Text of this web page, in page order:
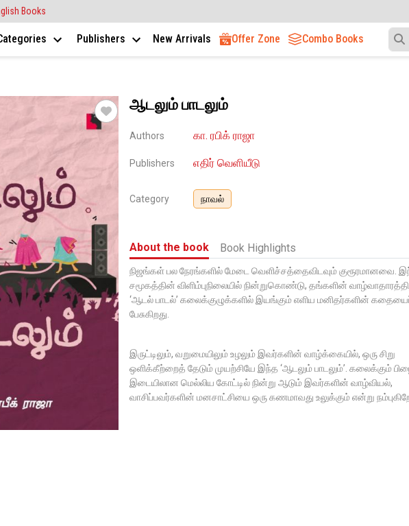
Books
Publishers New Arrivals Offer Zone Combo Books
ஆடலும் பாடலும்
Authors கா. ரபிக் ராஜா
Publishers எதிர் வெளியீடு
Category நாவல்
About the book Book Highlights
நிஜங்கள் பல நேரங்களில் மேடை வெளிச்சத்தைவிடவும் குரூரமானவை.
சமூகத்தின் விளிம்புநிலையில் நின்றுகொண்டு, தங்களின்
‘ஆடல் பாடல்’ கலைக்குழுக்களில் இயங்கும் எளிய மனிதர்களின்
பேசுகிறது.
இருட்டிலும், வறுமையிலும் உழலும் இவர்களின் வாழ்க்கையில், ஒரு சிறு
ஒளிக்கீற்றைத் தேடும் முயற்சியே இந்த ‘ஆடலும் பாடலும்’. கலைக்கும்
இடையிலான மெல்லிய கோட்டில் நின்று ஆடும் இவர்களின் வாழ்வியல்,
வாசிப்பவர்களின் மனசாட்சியை ஒரு கணமாவது உலுக்கும் என்று